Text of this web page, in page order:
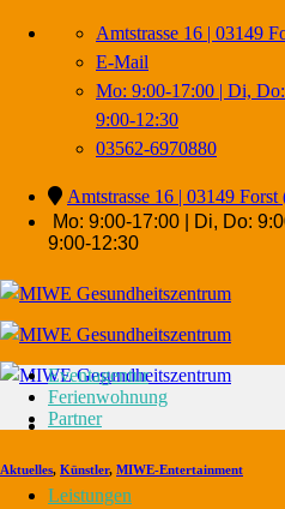
Zum
Amtstrasse 16 | 03149
E-Mail
Mo: 9:00-17:00 | Di,
9:00-12:30
03562-6970880
Amtstrasse 16 | 03149 Forst
Mo: 9:00-17:00 | Di, Do:
9:00-12:30
Leistungen
Eventagentur
Ferienwohnung
Partner
Aktuelles, Künstler, MIWE-Entertainment